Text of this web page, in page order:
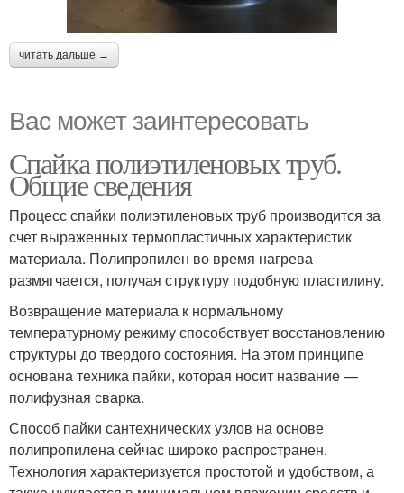
читать дальше →
Вас может заинтересовать
Спайка полиэтиленовых труб.
Общие сведения
Процесс спайки полиэтиленовых труб производится за
счет выраженных термопластичных характеристик
материала. Полипропилен во время нагрева
размягчается, получая структуру подобную пластилину.
Возвращение материала к нормальному
температурному режиму способствует восстановлению
структуры до твердого состояния. На этом принципе
основана техника пайки, которая носит название —
полифузная сварка.
Способ пайки сантехнических узлов на основе
полипропилена сейчас широко распространен.
Технология характеризуется простотой и удобством, а